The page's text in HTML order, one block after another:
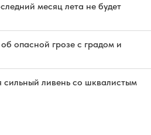
месяц лета не будет
опасной грозе с градом и
сильный ливень со шквалистым